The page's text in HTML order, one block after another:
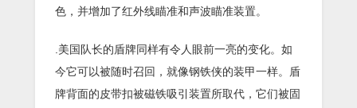
色，并增加了红外线瞄准和声波瞄准装置。
.美国队长的盾牌同样有令人眼前一亮的变化。如
今它可以被随时召回，就像钢铁侠的装甲一样。盾
牌背面的皮带扣被磁铁吸引装置所取代，它们被固